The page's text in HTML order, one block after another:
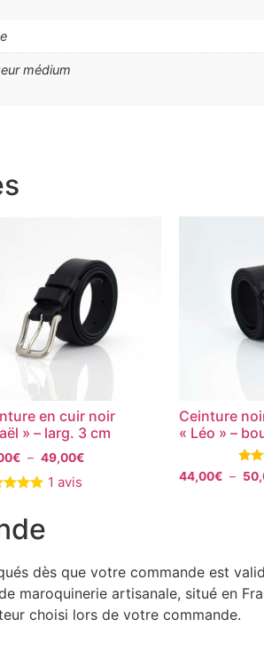
médium
en cuir noir
» – larg. 3 cm
€ – 49,00€
1 avis
Ceinture
« Léo » –
Note
5.00
44,00€ –
dès que votre commande est
maroquinerie artisanale, situé en
choisi lors de votre commande.